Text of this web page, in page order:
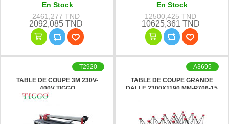
En Stock
2461,277 TND
2092,085 TND
En Stock
12500,425 TND
10625,361 TND
TABLE DE COUPE 3M 230V-
400V TIGGO
T2920
TABLE DE COUPE GRANDE
DALLE 2300X1190 MM-P706-15
A3695